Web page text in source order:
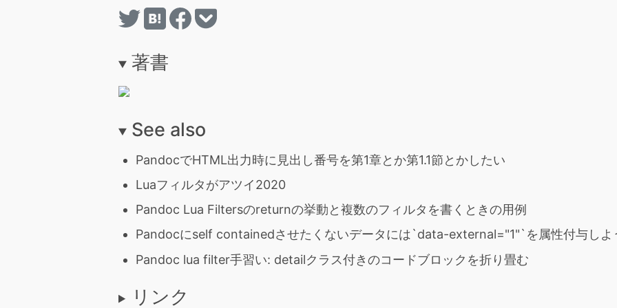
著書
See also
PandocでHTML出力時に見出し番号を第1章とか第1.1節とかしたい
Luaフィルタがアツイ2020
Pandoc Lua Filtersのreturnの挙動と複数のフィルタを書くときの用例
Pandocにself containedさせたくないデータには`data-external="1"`を属性付与しよ
Pandoc lua filter手習い: detailクラス付きのコードブロックを折り畳む
リンク